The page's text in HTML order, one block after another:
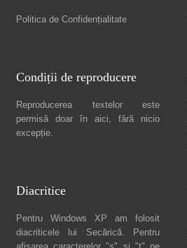
Politica de Confidențialitate
Condiții de reproducere
Reproducerea textelor este
permisă doar în aici, fără nicio
excepție.
Diacritice
Pentru Windows XP am folosit
diacriticele lui Secărică. Pentru